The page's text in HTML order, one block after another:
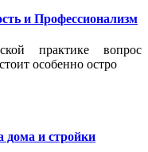
и Профессионализм
практике вопрос
особенно остро
дома и стройки